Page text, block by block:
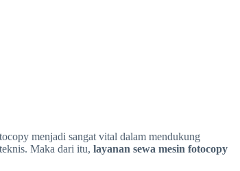
menjadi sangat vital dalam mendukung
Maka dari itu, layanan sewa mesin fotocopy